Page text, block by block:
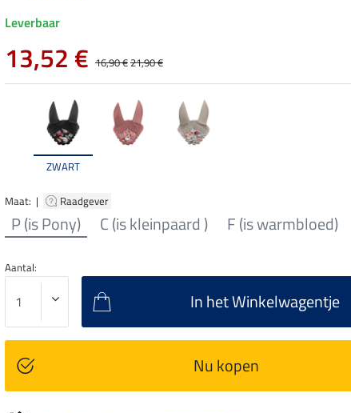
ZWART
Maat: | Raadgever
P (is Pony) C (is kleinpaard ) F (is warmbloed)
Leverbaar
13,52 € 16,90 €21,90 €
Aantal:
In het Winkelwagentje
Nu kopen